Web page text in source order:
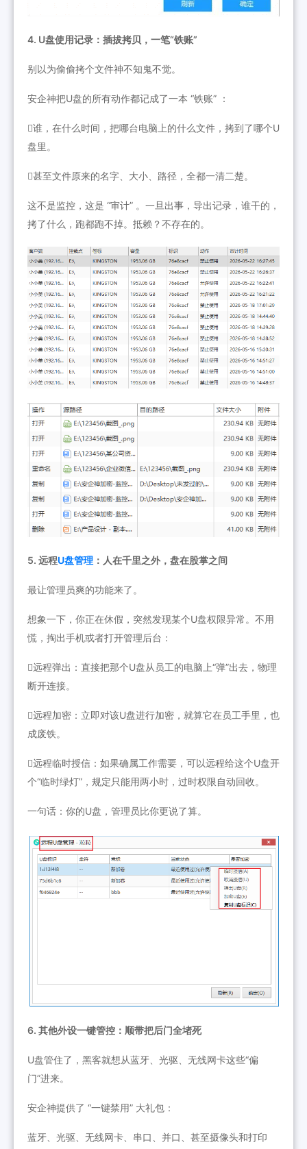
4. U盘使用记录：插拔拷贝，一笔“铁账”
别以为偷偷拷个文件神不知鬼不觉。
安企神把U盘的所有动作都记成了一本 “铁账” ：
谁，在什么时间，把哪台电脑上的什么文件，拷到了哪个U
盘里。
甚至文件原来的名字、大小、路径，全都一清二楚。
这不是监控，这是 “审计” 。一旦出事，导出记录，谁干的，
拷了什么，跑都跑不掉。抵赖？不存在的。
5. 远程U盘管理 ：人在千里之外，盘在股掌之间
最让管理员爽的功能来了。
想象一下，你正在休假，突然发现某个U盘权限异常。不用
慌，掏出手机或者打开管理后台：
远程弹出：直接把那个U盘从员工的电脑上“弹”出去，物理
断开连接。
远程加密：立即对该U盘进行加密，就算它在员工手里，也
成废铁。
远程临时授信：如果确属工作需要，可以远程给这个U盘开
个“临时绿灯”，规定只能用两小时，过时权限自动回收。
一句话：你的U盘，管理员比你更说了算。
6. 其他外设一键管控：顺带把后门全堵死
U盘管住了，黑客就想从蓝牙、光驱、无线网卡这些“偏
门”进来。
安企神提供了 “一键禁用” 大礼包：
蓝牙、光驱、无线网卡、串口、并口、甚至摄像头和打印